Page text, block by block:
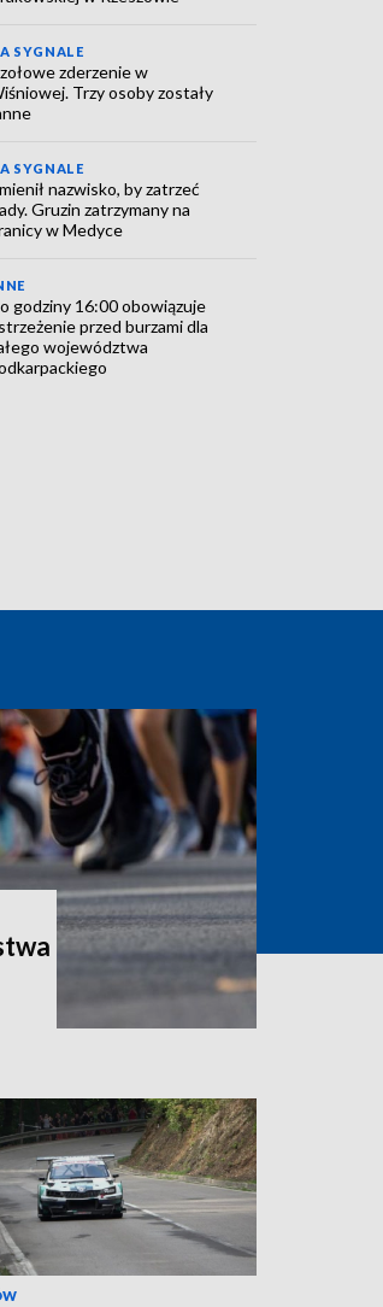
SYGNALE
zderzenie w
Trzy osoby zostały
SYGNALE
nazwisko, by zatrzeć
Gruzin zatrzymany na
w Medyce
godziny 16:00 obowiązuje
przed burzami dla
województwa